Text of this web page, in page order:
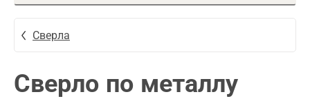
Сверла
Сверло по металлу